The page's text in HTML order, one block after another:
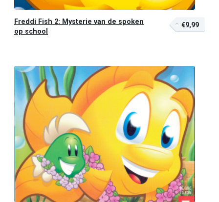
Freddi Fish 2: Mysterie van de spoken
op school
€9,99